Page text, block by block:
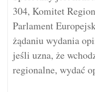
304, Komitet
Parlament
żądaniu wydania
jeśli uzna, że
regionalne, wydać